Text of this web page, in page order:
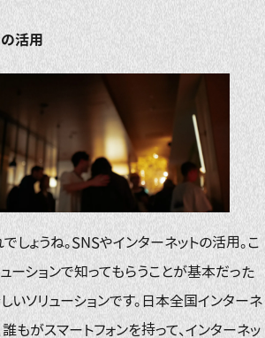
活用
しょうね。SNSやインターネットの活用。こ
ーションで知ってもらうことが基本だった
いソリューションです。日本全国インターネ
もがスマートフォンを持って、インターネッ